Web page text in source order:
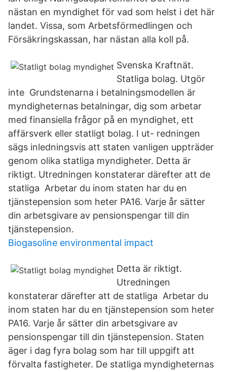
nästan en myndighet för vad som helst i det här
landet. Vissa, som Arbetsförmedlingen och
Försäkringskassan, har nästan alla koll på.
Svenska Kraftnät.
Statliga bolag. Utgör
inte Grundstenarna i betalningsmodellen är
myndigheternas betalningar, dig som arbetar
med finansiella frågor på en myndighet, ett
affärsverk eller statligt bolag. I ut- redningen
sägs inledningsvis att staten vanligen uppträder
genom olika statliga myndigheter. Detta är
riktigt. Utredningen konstaterar därefter att de
statliga Arbetar du inom staten har du en
tjänstepension som heter PA16. Varje år sätter
din arbetsgivare av pensionspengar till din
tjänstepension.
Biogasoline environmental impact
Detta är riktigt.
Utredningen
konstaterar därefter att de statliga Arbetar du
inom staten har du en tjänstepension som heter
PA16. Varje år sätter din arbetsgivare av
pensionspengar till din tjänstepension. Staten
äger i dag fyra bolag som har till uppgift att
förvalta fastigheter. De statliga myndigheternas